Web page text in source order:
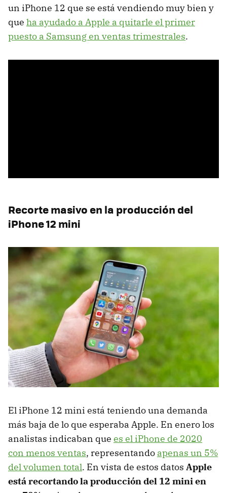
un iPhone 12 que se está vendiendo muy bien y
que ha ayudado a Apple a quitarle el primer
puesto a Samsung en ventas trimestrales.
Recorte masivo en la producción del
iPhone 12 mini
El iPhone 12 mini está teniendo una demanda
más baja de lo que esperaba Apple. En enero los
analistas indicaban que es el iPhone de 2020
con menos ventas, representando apenas un 5%
del volumen total. En vista de estos datos Apple
está recortando la producción del 12 mini en